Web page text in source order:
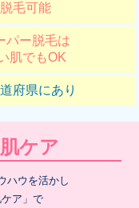
脱毛可能
パー脱毛は
肌でもOK
府県にあり
ケア
ハウを活かし
ア」で